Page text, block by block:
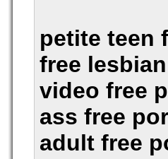
petite teen
free
video free
ass free
adult free